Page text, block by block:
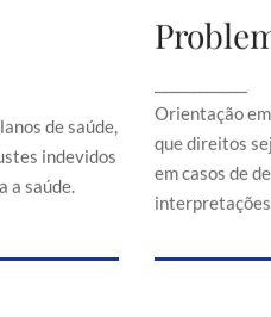
de saúde,
indevidos
a saúde.
Orientação
que direitos
em casos de